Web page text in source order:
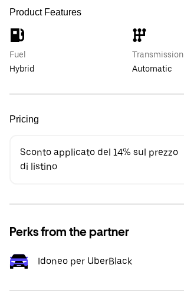
Product Features
Fuel
Hybrid
Transmission
Automatic
Pricing
Sconto applicato del 14% sul prezzo
di listino
Perks from the partner
Idoneo per UberBlack